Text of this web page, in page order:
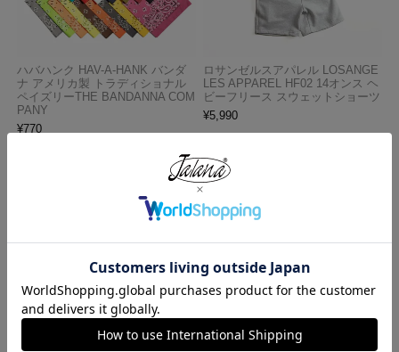
ハバハンク HAV-A-HANK バンダ
ナ アメリカ製 トラディショナル
ペイズリーTHE BANDANNA COM
PANY
¥770
ロサンゼルスアパレル LOSANGE
LES APPAREL HF02 14オンス ヘ
ビーフリース スウェットショーツ
¥5,990